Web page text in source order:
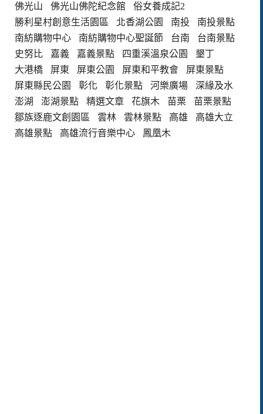
佛光山
佛光山佛陀紀念館
俗女養成記2
勝利星村創意生活園區
北香湖公園 南投
南投景點
南紡購物中心
南紡購物中心聖誕節 台南
台南景點
史努比
嘉義 嘉義景點 四重溪溫泉公園
墾丁
大港橋
屏東 屏東公園 屏東和平教會
屏東景點
屏東縣民公園
彰化 彰化景點 河樂廣場
深緣及水
澎湖
澎湖景點 精選文章 花旗木 苗栗
苗栗景點
鄒族逐鹿文創園區
雲林 雲林景點 高雄
高雄大立
高雄景點
高雄流行音樂中心 鳳凰木